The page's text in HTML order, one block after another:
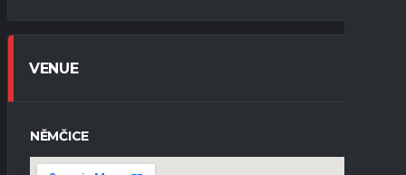
VENUE
NĚMČICE